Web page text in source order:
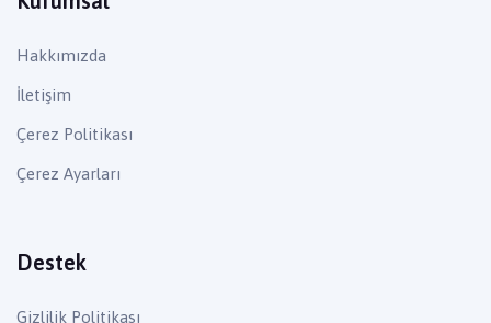
Hakkımızda
İletişim
Çerez Politikası
Çerez Ayarları
Destek
Gizlilik Politikası